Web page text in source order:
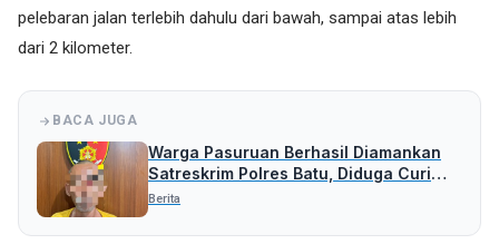
pelebaran jalan terlebih dahulu dari bawah, sampai atas lebih
dari 2 kilometer.
BACA JUGA
Warga Pasuruan Berhasil Diamankan
Satreskrim Polres Batu, Diduga Curi
Uang Rp 5 Juta
Berita